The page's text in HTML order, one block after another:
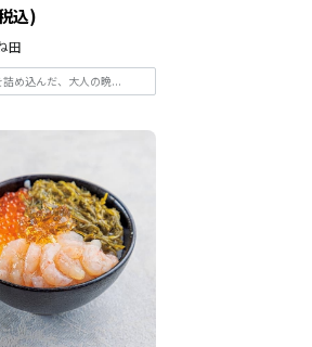
込)
田
詰め込んだ、大人の晩...